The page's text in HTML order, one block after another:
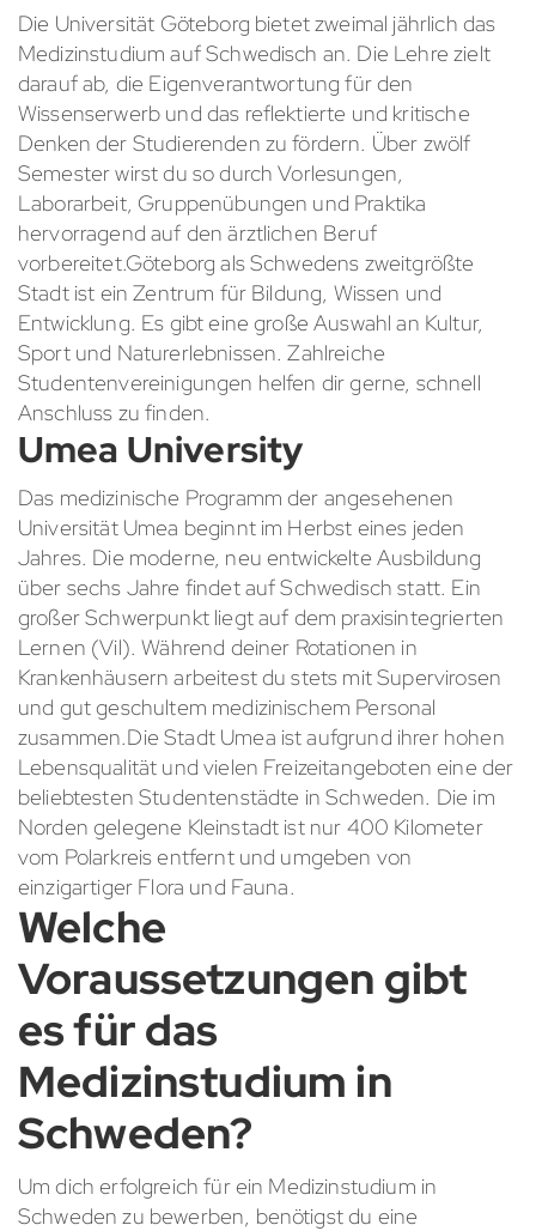
Die Universität Göteborg bietet zweimal jährlich das
Medizinstudium auf Schwedisch an. Die Lehre zielt
darauf ab, die Eigenverantwortung für den
Wissenserwerb und das reflektierte und kritische
Denken der Studierenden zu fördern. Über zwölf
Semester wirst du so durch Vorlesungen,
Laborarbeit, Gruppenübungen und Praktika
hervorragend auf den ärztlichen Beruf
vorbereitet.Göteborg als Schwedens zweitgrößte
Stadt ist ein Zentrum für Bildung, Wissen und
Entwicklung. Es gibt eine große Auswahl an Kultur,
Sport und Naturerlebnissen. Zahlreiche
Studentenvereinigungen helfen dir gerne, schnell
Anschluss zu finden.
Umea University
Das medizinische Programm der angesehenen
Universität Umea beginnt im Herbst eines jeden
Jahres. Die moderne, neu entwickelte Ausbildung
über sechs Jahre findet auf Schwedisch statt. Ein
großer Schwerpunkt liegt auf dem praxisintegrierten
Lernen (Vil). Während deiner Rotationen in
Krankenhäusern arbeitest du stets mit Supervirosen
und gut geschultem medizinischem Personal
zusammen.Die Stadt Umea ist aufgrund ihrer hohen
Lebensqualität und vielen Freizeitangeboten eine der
beliebtesten Studentenstädte in Schweden. Die im
Norden gelegene Kleinstadt ist nur 400 Kilometer
vom Polarkreis entfernt und umgeben von
einzigartiger Flora und Fauna.
Welche
Voraussetzungen gibt
es für das
Medizinstudium in
Schweden?
Um dich erfolgreich für ein Medizinstudium in
Schweden zu bewerben, benötigst du eine